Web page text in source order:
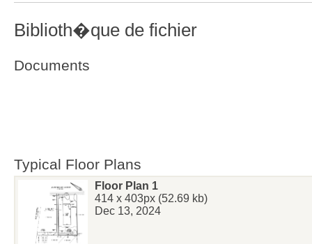
Biblioth�que de fichier
Documents
Typical Floor Plans
Floor Plan 1
414 x 403px (52.69 kb)
Dec 13, 2024